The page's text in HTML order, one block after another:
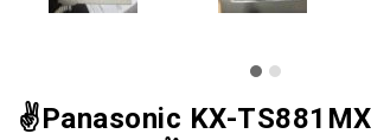
✌️Panasonic KX-